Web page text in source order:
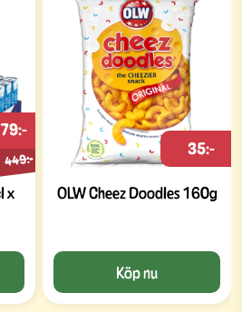
x
449:-
OLW Cheez Doodles 160g
35:-
Köp nu